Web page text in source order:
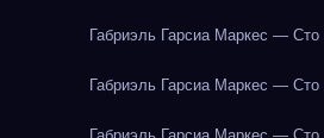
Габриэль Гарсиа Маркес — Сто
Габриэль Гарсиа Маркес — Сто